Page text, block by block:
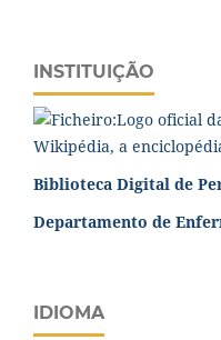
INSTITUIÇÃO
Biblioteca Digital de
Departamento de
IDIOMA